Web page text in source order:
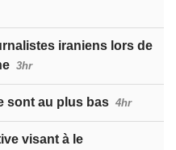
iraniens lors de
3hr
sont au plus bas 4hr
visant à le